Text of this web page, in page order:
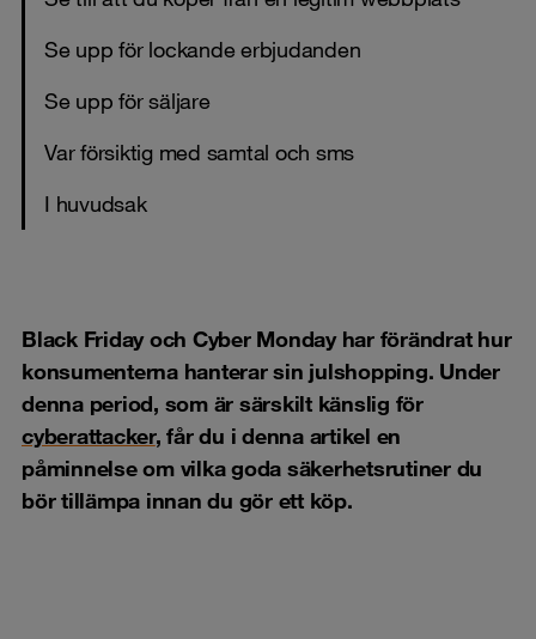
Se upp för lockande erbjudanden
Se upp för säljare
Var försiktig med samtal och sms
I huvudsak
Black Friday och Cyber Monday har förändrat hur
konsumenterna hanterar sin julshopping. Under
denna period, som är särskilt känslig för
cyberattacker, får du i denna artikel en
påminnelse om vilka goda säkerhetsrutiner du
bör tillämpa innan du gör ett köp.